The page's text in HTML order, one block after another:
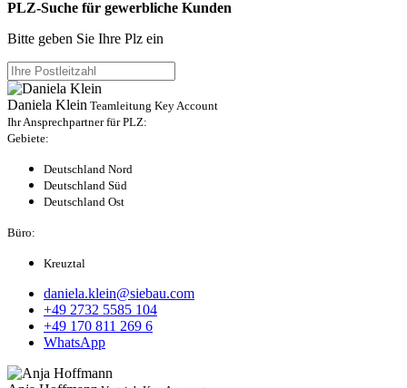
PLZ-Suche für gewerbliche Kunden
Bitte geben Sie Ihre Plz ein
Daniela Klein Teamleitung Key Account
Ihr Ansprechpartner für PLZ:
Gebiete:
Deutschland Nord
Deutschland Süd
Deutschland Ost
Büro:
Kreuztal
daniela.klein@siebau.com
+49 2732 5585 104
+49 170 811 269 6
WhatsApp